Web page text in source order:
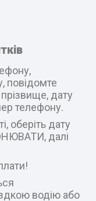
повідомте
дату
телефону.
оберіть дату
далі
водію або